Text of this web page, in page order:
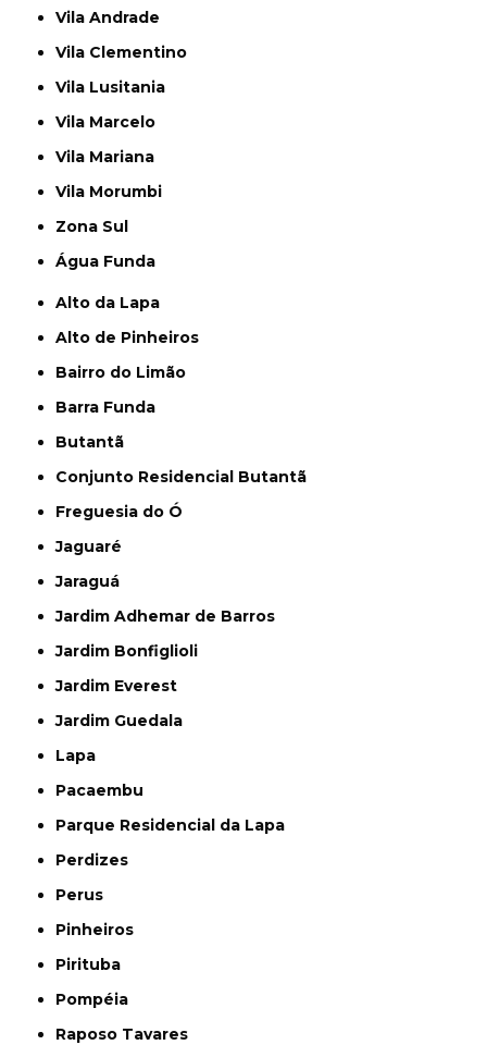
Vila Andrade
Vila Clementino
Vila Lusitania
Vila Marcelo
Vila Mariana
Vila Morumbi
Zona Sul
Água Funda
Alto da Lapa
Alto de Pinheiros
Bairro do Limão
Barra Funda
Butantã
Conjunto Residencial Butantã
Freguesia do Ó
Jaguaré
Jaraguá
Jardim Adhemar de Barros
Jardim Bonfiglioli
Jardim Everest
Jardim Guedala
Lapa
Pacaembu
Parque Residencial da Lapa
Perdizes
Perus
Pinheiros
Pirituba
Pompéia
Raposo Tavares